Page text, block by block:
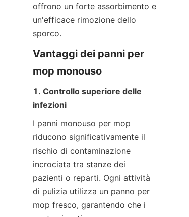
offrono un forte assorbimento e
un'efficace rimozione dello
sporco.
Vantaggi dei panni per
mop monouso
1. Controllo superiore delle
infezioni
I panni monouso per mop
riducono significativamente il
rischio di contaminazione
incrociata tra stanze dei
pazienti o reparti. Ogni attività
di pulizia utilizza un panno per
mop fresco, garantendo che i